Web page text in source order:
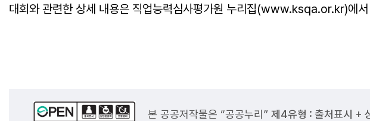
대회와 관련한 상세 내용은 직업능력심사평가원 누리집(www.ksqa.or.kr)에서
본 공공저작물은 “공공누리” 제4유형 : 출처표시 +